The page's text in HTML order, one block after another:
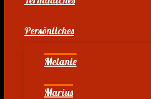
Persönliches
Melanie
Marius